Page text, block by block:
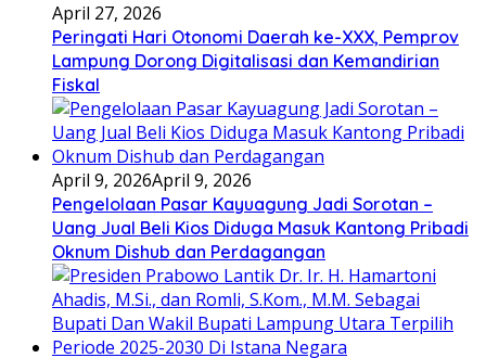
April 27, 2026
Peringati Hari Otonomi Daerah ke-XXX, Pemprov
Lampung Dorong Digitalisasi dan Kemandirian
Fiskal
April 9, 2026April 9, 2026
Pengelolaan Pasar Kayuagung Jadi Sorotan –
Uang Jual Beli Kios Diduga Masuk Kantong Pribadi
Oknum Dishub dan Perdagangan